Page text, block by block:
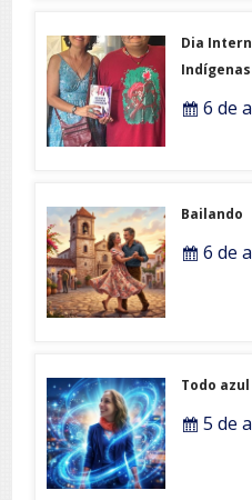
Dia
Indígenas
6 de
Bailando
6 de
Todo azul
5 de